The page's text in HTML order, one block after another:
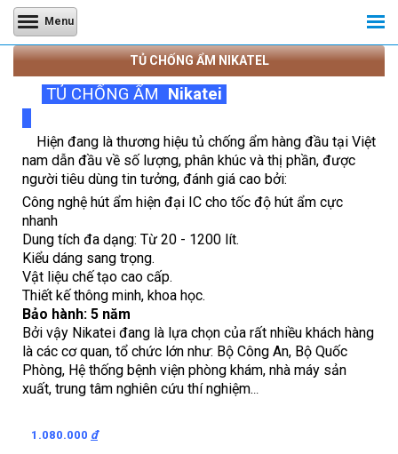
Menu
TỦ CHỐNG ẨM NIKATEL
TỦ CHỐNG ẨM Nikatei
Hiện đang là thương hiệu tủ chống ẩm hàng đầu tại Việt
nam dẫn đầu về số lượng, phân khúc và thị phần, được
người tiêu dùng tin tưởng, đánh giá cao bởi:
Công nghệ hút ẩm hiện đại IC cho tốc độ hút ẩm cực
nhanh
Dung tích đa dạng: Từ 20 - 1200 lít.
Kiểu dáng sang trọng.
Vật liệu chế tạo cao cấp.
Thiết kế thông minh, khoa học.
Bảo hành: 5 năm
Bởi vậy Nikatei đang là lựa chọn của rất nhiều khách hàng
là các cơ quan, tổ chức lớn như: Bộ Công An, Bộ Quốc
Phòng, Hệ thống bệnh viện phòng khám, nhà máy sản
xuất, trung tâm nghiên cứu thí nghiệm...
1.080.000 đ